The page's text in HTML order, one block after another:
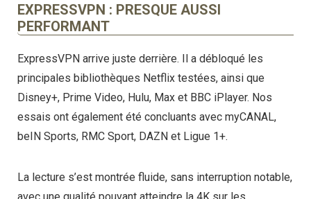
EXPRESSVPN : PRESQUE AUSSI
PERFORMANT
ExpressVPN arrive juste derrière. Il a débloqué les
principales bibliothèques Netflix testées, ainsi que
Disney+, Prime Video, Hulu, Max et BBC iPlayer. Nos
essais ont également été concluants avec myCANAL,
beIN Sports, RMC Sport, DAZN et Ligue 1+.
La lecture s’est montrée fluide, sans interruption notable,